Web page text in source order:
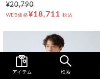
¥20,790
WEB価格¥18,711 税込
アイテム 検索